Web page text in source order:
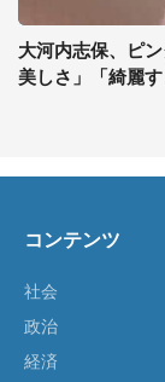
大河内志保、ピ
美しさ」「綺麗
コンテンツ
社会
政治
経済